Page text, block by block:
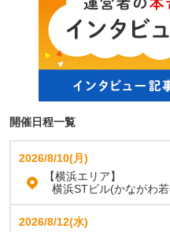
開催日程一覧
2026/8/10(月)
【横浜エリア】
横浜STビル(かながわ
2026/8/12(水)